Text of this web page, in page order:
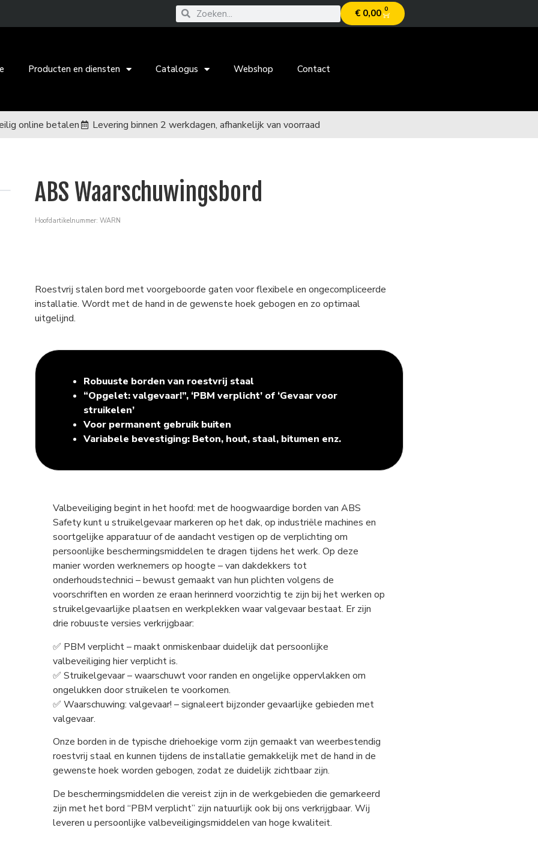
€0,00 0
Producten en diensten Catalogus Webshop Contact
online betalen Levering binnen 2 werkdagen, afhankelijk van voorraad
ABS Waarschuwingsbord
Hoofdartikelnummer: WARN
Roestvrij stalen bord met voorgeboorde gaten voor flexibele en ongecompliceerde
installatie. Wordt met de hand in de gewenste hoek gebogen en zo optimaal
uitgelijnd.
Robuuste borden van roestvrij staal
“Opgelet: valgevaar!”, ‘PBM verplicht’ of ‘Gevaar voor
struikelen’
Voor permanent gebruik buiten
Variabele bevestiging: Beton, hout, staal, bitumen enz.
Valbeveiliging begint in het hoofd: met de hoogwaardige borden van ABS
Safety kunt u struikelgevaar markeren op het dak, op industriële machines en
soortgelijke apparatuur of de aandacht vestigen op de verplichting om
persoonlijke beschermingsmiddelen te dragen tijdens het werk. Op deze
manier worden werknemers op hoogte – van dakdekkers tot
onderhoudstechnici – bewust gemaakt van hun plichten volgens de
voorschriften en worden ze eraan herinnerd voorzichtig te zijn bij het werken op
struikelgevaarlijke plaatsen en werkplekken waar valgevaar bestaat. Er zijn
drie robuuste versies verkrijgbaar:
✅ PBM verplicht – maakt onmiskenbaar duidelijk dat persoonlijke
valbeveiliging hier verplicht is.
✅ Struikelgevaar – waarschuwt voor randen en ongelijke oppervlakken om
ongelukken door struikelen te voorkomen.
✅ Waarschuwing: valgevaar! – signaleert bijzonder gevaarlijke gebieden met
valgevaar.
Onze borden in de typische driehoekige vorm zijn gemaakt van weerbestendig
roestvrij staal en kunnen tijdens de installatie gemakkelijk met de hand in de
gewenste hoek worden gebogen, zodat ze duidelijk zichtbaar zijn.
De beschermingsmiddelen die vereist zijn in de werkgebieden die gemarkeerd
zijn met het bord “PBM verplicht” zijn natuurlijk ook bij ons verkrijgbaar. Wij
leveren u persoonlijke valbeveiligingsmiddelen van hoge kwaliteit.